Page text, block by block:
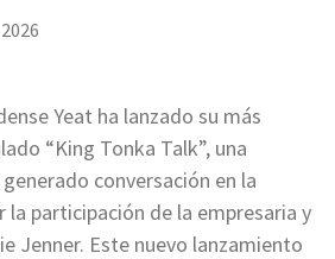
Yeat ha lanzado su más
“King Tonka Talk”, una
conversación en la
la participación de la empresaria y
Jenner. Este nuevo lanzamiento